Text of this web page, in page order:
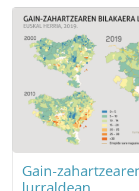
Gain-